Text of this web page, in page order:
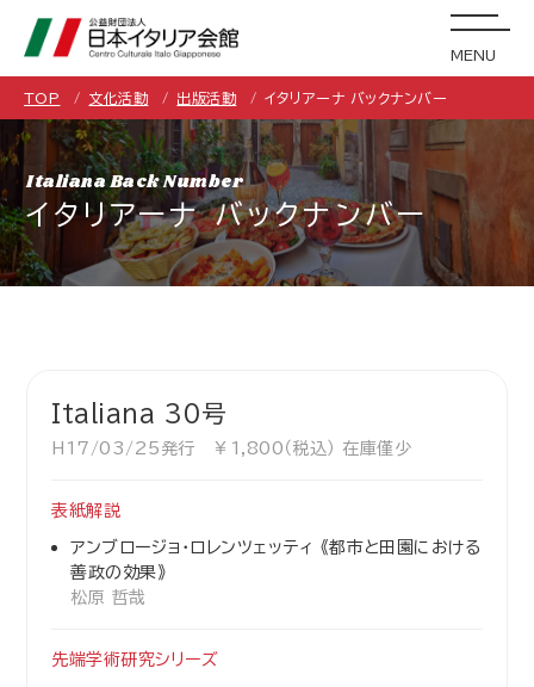
MENU
TOP 文化活動 出版活動 イタリアーナ バックナンバー
Italiana Back Number
イタリアーナ バックナンバー
Italiana 30号
H17/03/25発行 ￥1,800（税込） 在庫僅少
表紙解説
アンブロージョ・ロレンツェッティ 《都市と田園における
善政の効果》
松原 哲哉
先端学術研究シリーズ